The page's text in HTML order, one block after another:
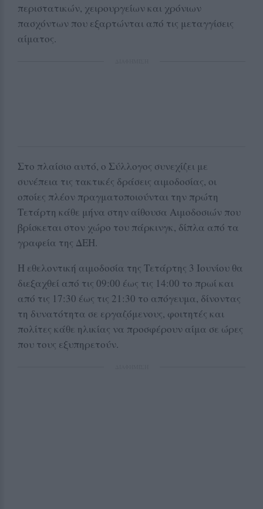
περιστατικών, χειρουργείων και χρόνιων
πασχόντων που εξαρτώνται από τις μεταγγίσεις
αίματος.
Στο πλαίσιο αυτό, ο Σύλλογος συνεχίζει με
συνέπεια τις τακτικές δράσεις αιμοδοσίας, οι
οποίες πλέον πραγματοποιούνται την πρώτη
Τετάρτη κάθε μήνα στην αίθουσα Αιμοδοσιών που
βρίσκεται στον χώρο του πάρκινγκ, δίπλα από τα
γραφεία της ΔΕΗ.
Η εθελοντική αιμοδοσία της Τετάρτης 3 Ιουνίου θα
διεξαχθεί από τις 09:00 έως τις 14:00 το πρωί και
από τις 17:30 έως τις 21:30 το απόγευμα, δίνοντας
τη δυνατότητα σε εργαζόμενους, φοιτητές και
πολίτες κάθε ηλικίας να προσφέρουν αίμα σε ώρες
που τους εξυπηρετούν.